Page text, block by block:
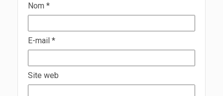
Nom *
E-mail *
Site web